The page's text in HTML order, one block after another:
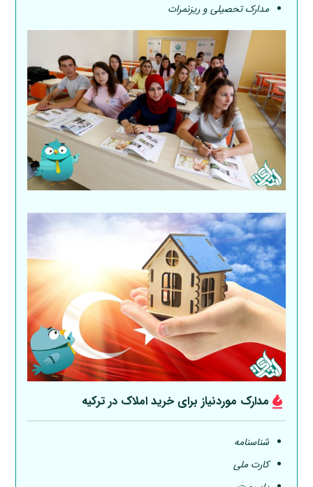
مدارک تحصیلی و ریزنمرات
مدارک موردنیاز برای خرید املاک در ترکیه
شناسنامه
کارت ملی